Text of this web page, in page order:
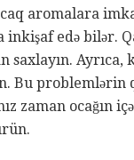
aromalara
edə bilər.
saxlayın. Ayrıca,
Bu problemlərin
zaman ocağın